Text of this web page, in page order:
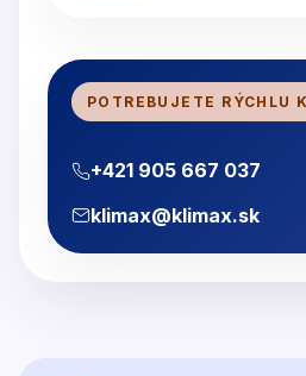
POTREBUJETE RÝCHLU
+421 905 667 037
klimax@klimax.sk